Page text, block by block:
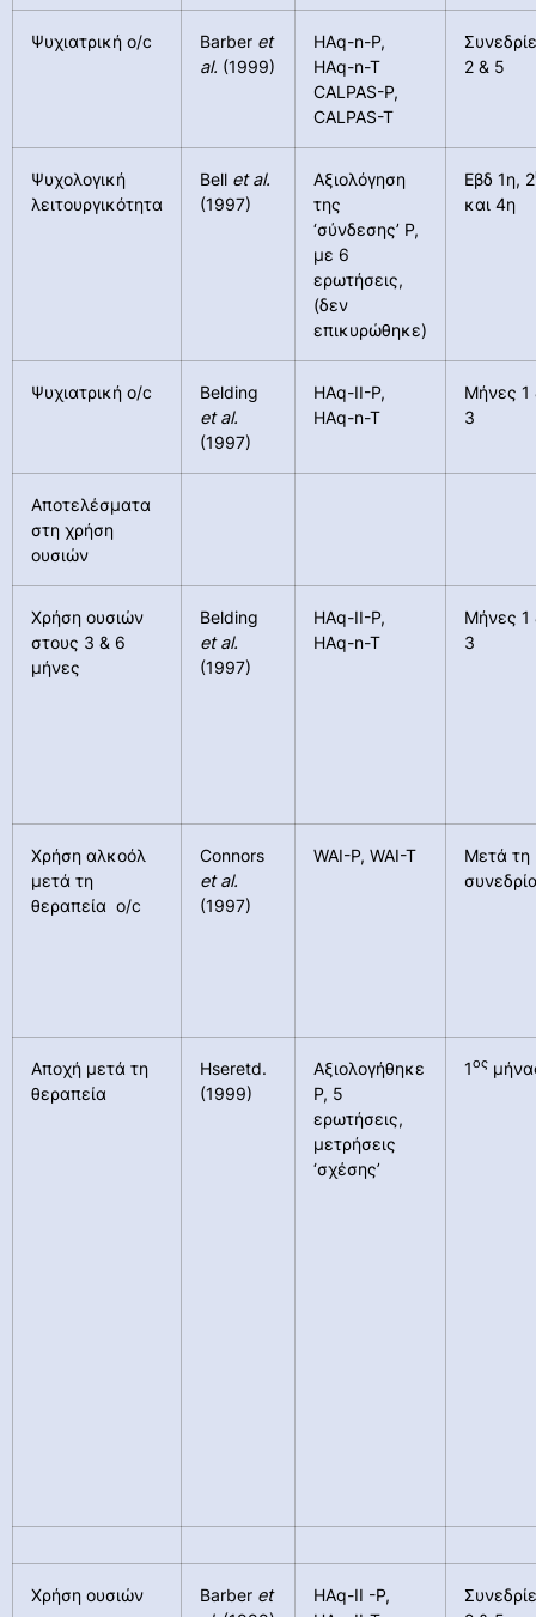
Ψυχιατρική o/c Barber et
al. (1999)
HAq-n-P,
HAq-n-T
CALPAS-P,
CALPAS-T
2 & 5
Ψυχολογική
λειτουργικότητα
Bell et al.
(1997)
Αξιολόγηση
της
‘σύνδεσης’ P,
με 6
ερωτήσεις,
(δεν
επικυρώθηκε)
Εβδ 1η, 2
και 4η
Ψυχιατρική o/c
Belding
et al.
(1997)
HAq-II-P,
HAq-n-T
Μήνες 1
3
Αποτελέσματα
στη χρήση
ουσιών
Χρήση ουσιών
στους 3 & 6
μήνες
Belding
et al.
(1997)
HAq-II-P,
HAq-n-T
Μήνες 1
3
Χρήση αλκοόλ
μετά τη
θεραπεία o/c
Connors
et al.
(1997)
WAI-P, WAI-T
Μετά τη
Αποχή μετά τη
θεραπεία
Hseretd.
(1999)
Αξιολογήθηκε
P, 5
ερωτήσεις,
μετρήσεις
‘σχέσης’
1ος
Χρήση ουσιών Barber et
HAq-II -P,